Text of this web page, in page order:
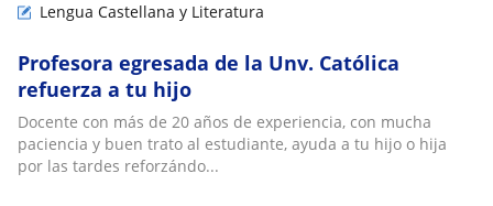
Lengua Castellana y Literatura
Profesora egresada de la Unv. Católica
refuerza a tu hijo
Docente con más de 20 años de experiencia, con mucha
paciencia y buen trato al estudiante, ayuda a tu hijo o hija
por las tardes reforzándo...